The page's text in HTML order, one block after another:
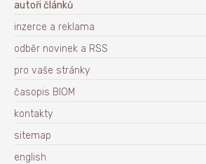
autoři článků
inzerce a reklama
odběr novinek a RSS
pro vaše stránky
časopis BIOM
kontakty
sitemap
english